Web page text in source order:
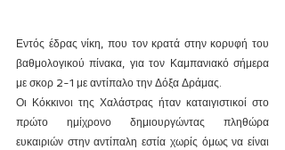
Εντός έδρας νίκη, που τον κρατά στην κορυφή του
βαθμολογικού πίνακα, για τον Καμπανιακό σήμερα
με σκορ 2-1 με αντίπαλο την Δόξα Δράμας.
Οι Κόκκινοι της Χαλάστρας ήταν καταιγιστικοί στο
πρώτο ημίχρονο δημιουργώντας πληθώρα
ευκαιριών στην αντίπαλη εστία χωρίς όμως να είναι